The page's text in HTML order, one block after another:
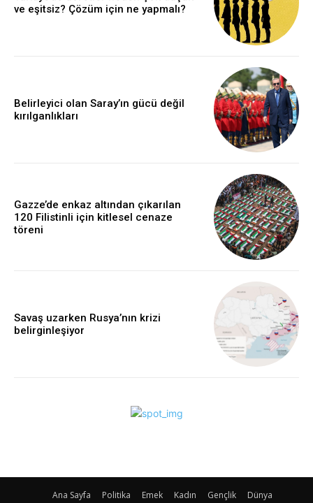
ve eşitsiz? Çözüm için ne yapmalı?
Belirleyici olan Saray’ın gücü değil
kırılganlıkları
Gazze’de enkaz altından çıkarılan
120 Filistinli için kitlesel cenaze
töreni
Savaş uzarken Rusya’nın krizi
belirginleşiyor
Ana Sayfa Politika Emek Kadın Gençlik Dünya